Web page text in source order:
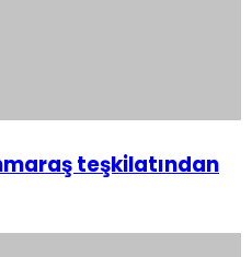
teşkilatından